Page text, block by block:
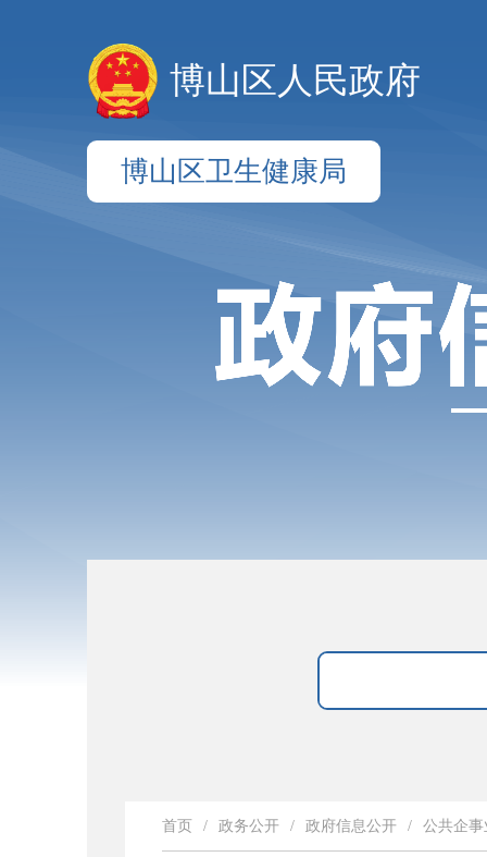
博山区人民政府
博山区卫生健康局
首页 / 政务公开 / 政府信息公开 / 公共企